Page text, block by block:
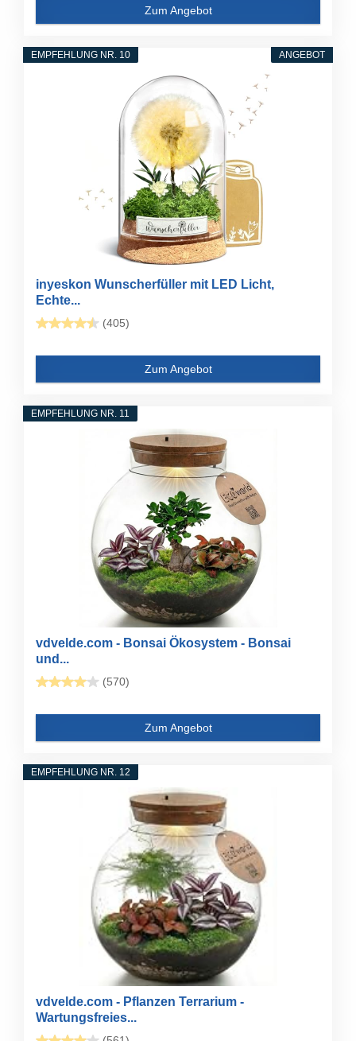
Zum Angebot
ANGEBOT
EMPFEHLUNG NR. 10
inyeskon Wunscherfüller mit LED Licht,
Echte...
(405)
Zum Angebot
EMPFEHLUNG NR. 11
vdvelde.com - Bonsai Ökosystem - Bonsai
und...
(570)
Zum Angebot
EMPFEHLUNG NR. 12
vdvelde.com - Pflanzen Terrarium -
Wartungsfreies...